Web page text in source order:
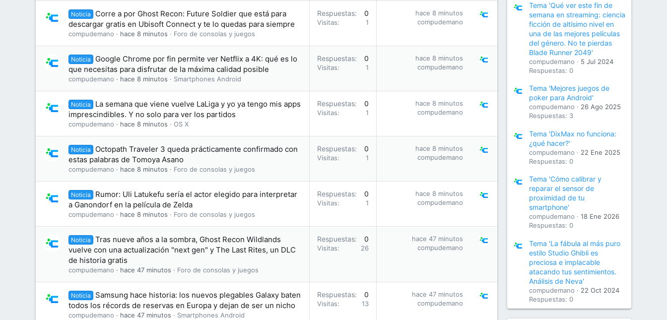
Noticia
Corre a por Ghost Recon: Future Soldier que está para
descargar gratis en Ubisoft Connect y te lo quedas para siempre
compudemano hace 8 minutos Foro de consolas y juegos
Respuestas 0
Visitas 1
hace 8 minutos
compudemano
Noticia
Google Chrome por fin permite ver Netflix a 4K: qué es lo
que necesitas para disfrutar de la máxima calidad posible
compudemano hace 8 minutos Smartphones Android
Respuestas 0
Visitas 1
hace 8 minutos
compudemano
Noticia
La semana que viene vuelve LaLiga y yo ya tengo mis apps
imprescindibles. Y no solo para ver los partidos
compudemano hace 8 minutos OS X
Respuestas 0
Visitas 1
hace 8 minutos
compudemano
Noticia
Octopath Traveler 3 queda prácticamente confirmado con
estas palabras de Tomoya Asano
compudemano hace 8 minutos Foro de consolas y juegos
Respuestas 0
Visitas 1
hace 8 minutos
compudemano
Noticia
Rumor: Uli Latukefu sería el actor elegido para interpretar
a Ganondorf en la película de Zelda
compudemano hace 8 minutos Foro de consolas y juegos
Respuestas 0
Visitas 1
hace 8 minutos
compudemano
Noticia
Tras nueve años a la sombra, Ghost Recon Wildlands
vuelve con una actualización "next gen" y The Last Rites, un DLC
de historia gratis
compudemano hace 47 minutos Foro de consolas y juegos
Respuestas 0
Visitas 26
hace 47 minutos
compudemano
Noticia
Samsung hace historia: los nuevos plegables Galaxy baten
todos los récords de reservas en Europa y dejan de ser un nicho
compudemano hace 47 minutos Smartphones Android
Respuestas 0
Visitas 13
hace 47 minutos
compudemano
Tema 'Qué ver este fin de
semana en streaming: ciencia
ficción de altísimo nivel en
una de las mejores películas
del género. No te pierdas
Blade Runner 2049'
compudemano
5 Jul 2024
Respuestas: 0
Tema 'Mejores juegos de
poker para Android'
compudemano
26 Ago 2025
Respuestas: 3
Tema 'DixMax no funciona:
¿qué hacer?'
compudemano
22 Ene 2025
Respuestas: 0
Tema 'Cómo calibrar y
reparar el sensor de
proximidad de tu
smartphone'
compudemano
18 Ene 2026
Respuestas: 0
Tema 'La fábula al más puro
estilo Studio Ghibli es
preciosa e implacable
atacando tus sentimientos.
Análisis de Neva'
compudemano
22 Oct 2024
Respuestas: 0